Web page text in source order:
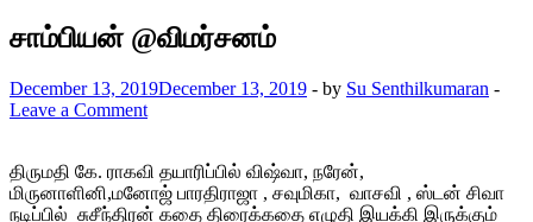
சாம்பியன் @விமர்சனம்
December 13, 2019December 13, 2019 - by Su Senthilkumaran -
Leave a Comment
திருமதி கே. ராகவி தயாரிப்பில் விஷ்வா, நரேன்,
மிருனாளினி,மனோஜ் பாரதிராஜா , சவுமிகா, வாசவி , ஸ்டன் சிவா
நடிப்பில் சுசீந்திரன் கதை திரைக்கதை எழுதி இயக்கி இருக்கும்